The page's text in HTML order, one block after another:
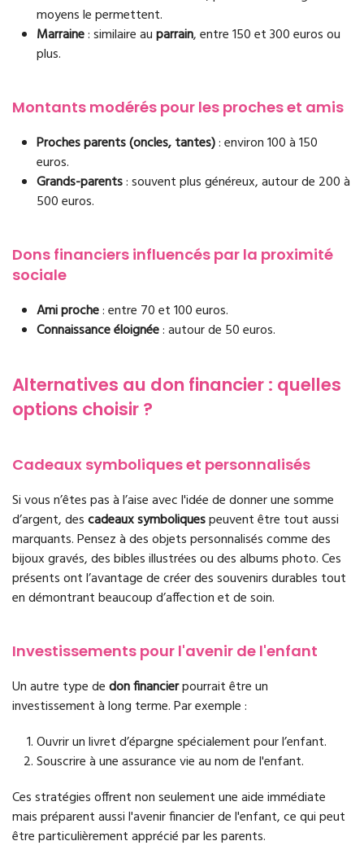
moyens le permettent.
Marraine: similaire auparrain, entre 150 et 300 euros ou
plus.
Montants modérés pour les proches et amis
Proches parents (oncles, tantes): environ 100 à 150
euros.
Grands-parents: souvent plus généreux, autour de 200 à
500 euros.
Dons financiers influencés par la proximité
sociale
Ami proche: entre 70 et 100 euros.
Connaissance éloignée: autour de 50 euros.
Alternatives au don financier : quelles
options choisir ?
Cadeaux symboliques et personnalisés
Si vous n’êtes pas à l’aise avec l'idée de donner une somme
d’argent, descadeaux symboliquespeuvent être tout aussi
marquants. Pensez à des objets personnalisés comme des
bijoux gravés, des bibles illustrées ou des albums photo. Ces
présents ont l’avantage de créer des souvenirs durables tout
en démontrant beaucoup d’affection et de soin.
Investissements pour l'avenir de l'enfant
Un autre type dedon financierpourrait être un
investissement à long terme. Par exemple :
Ouvrir un livret d’épargne spécialement pour l’enfant.
Souscrire à une assurance vie au nom de l'enfant.
Ces stratégies offrent non seulement une aide immédiate
mais préparent aussi l'avenir financier de l'enfant, ce qui peut
être particulièrement apprécié par les parents.